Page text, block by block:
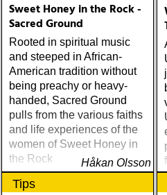
Sweet Honey in the Rock -
Sacred Ground
Rooted in spiritual music
and steeped in African-
American tradition without
being preachy or heavy-
handed, Sacred Ground
pulls from the various faiths
and life experiences of the
women of Sweet Honey in
the Rock
Håkan Olsson
Tips